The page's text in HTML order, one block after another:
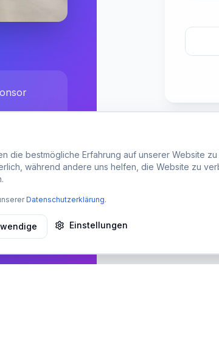
die bestmögliche Erfahrung auf unserer Website
während andere uns helfen, die Website zu
Datenschutzerklärung.
Einstellungen